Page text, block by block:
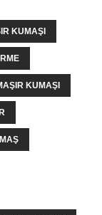
KUMAŞI
KUMAŞI